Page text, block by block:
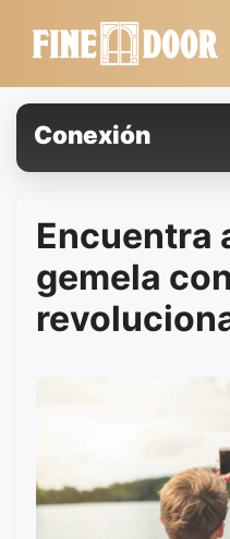
Conexión
Encuentra
gemela